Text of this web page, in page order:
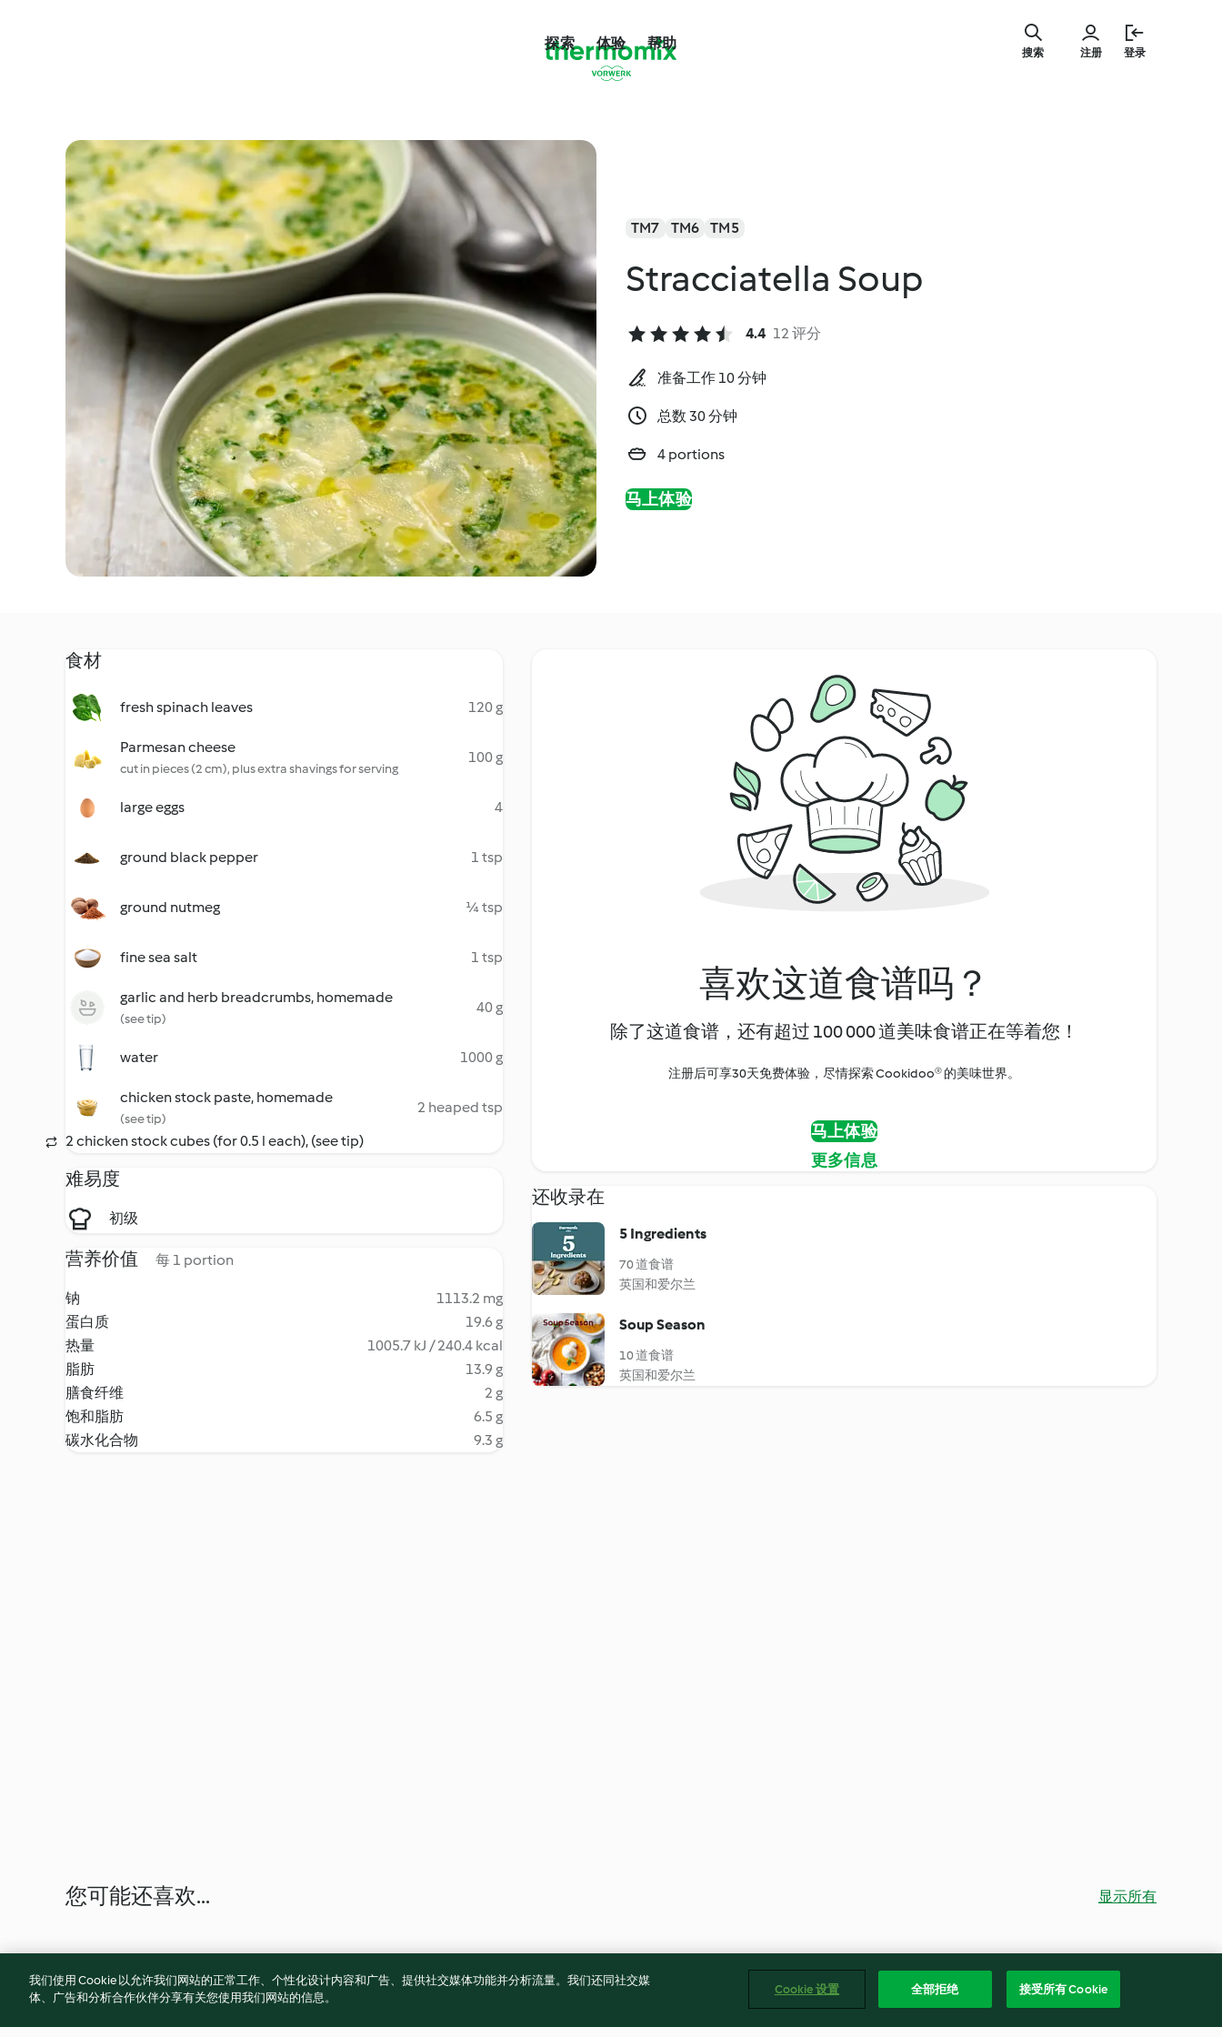
探索 体验 帮助
注册 登录
搜索
TM7 TM6 TM5
Stracciatella Soup
4.4 12 评分
准备工作 10 分钟
总数 30 分钟
4 portions
马上体验
食材
fresh spinach leaves 120 g
Parmesan cheese
cut in pieces (2 cm), plus extra shavings for serving
100 g
large eggs 4
ground black pepper 1 tsp
ground nutmeg ¼ tsp
fine sea salt 1 tsp
garlic and herb breadcrumbs, homemade
(see tip)
40 g
water 1000 g
chicken stock paste, homemade
(see tip)
2 heaped tsp
2 chicken stock cubes (for 0.5 l each), (see tip)
难易度
初级
营养价值 每 1 portion
钠
1113.2 mg
蛋白质
19.6 g
热量
1005.7 kJ / 240.4 kcal
脂肪
13.9 g
膳食纤维
2 g
饱和脂肪
6.5 g
碳水化合物
9.3 g
喜欢这道食谱吗？
除了这道食谱，还有超过 100 000 道美味食谱正在等着您！
注册后可享30天免费体验，尽情探索 Cookidoo® 的美味世界。
马上体验
更多信息
还收录在
5 Ingredients
70 道食谱
英国和爱尔兰
Soup Season
10 道食谱
英国和爱尔兰
您可能还喜欢... 显示所有
我们使用 Cookie 以允许我们网站的正常工作、个性化设计内容和广告、提供社交媒体功能并分析流量。我们还同社交媒
体、广告和分析合作伙伴分享有关您使用我们网站的信息。
Cookie 设置 全部拒绝 接受所有 Cookie